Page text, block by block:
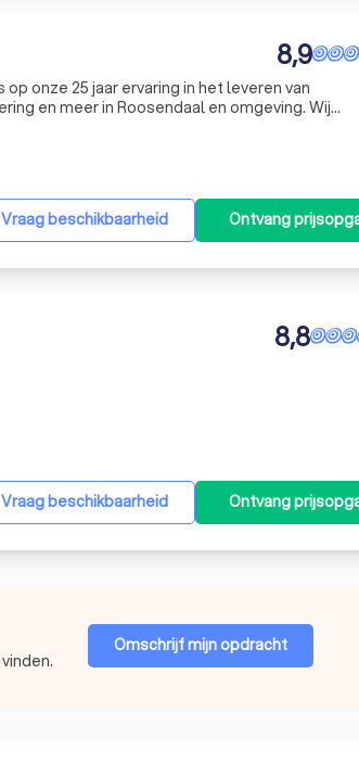
8,9
onze 25 jaar ervaring in het leveren van
en meer in Roosendaal en omgeving. Wij
Vraag beschikbaarheid Ontvang
8,8
Vraag beschikbaarheid Ontvang
Omschrijf mijn opdracht